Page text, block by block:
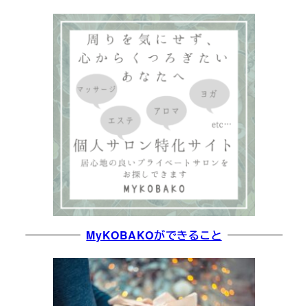
MyKOBAKOができること